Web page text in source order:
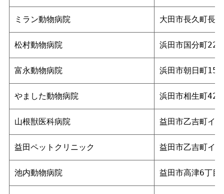
ミラン動物病院 大田市長久町長
松村動物病院 浜田市国分町
富永動物病院 浜田市朝日町
やました動物病院 浜田市相生町
山根獣医科病院 益田市乙吉町イ
益田ペットクリニック 益田市乙吉町イ
池内動物病院 益田市高津6丁